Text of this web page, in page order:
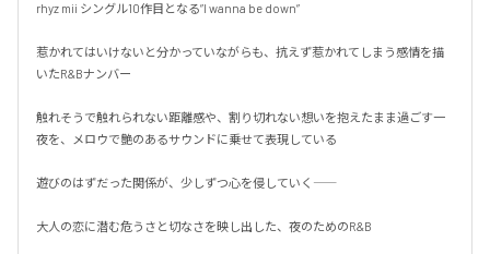
rhyz mii シングル10作目となる”I wanna be down”
惹かれてはいけないと分かっていながらも、抗えず惹かれてしまう感情を描
いたR&Bナンバー
触れそうで触れられない距離感や、割り切れない想いを抱えたまま過ごす一
夜を、メロウで艶のあるサウンドに乗せて表現している
遊びのはずだった関係が、少しずつ心を侵していく――
大人の恋に潜む危うさと切なさを映し出した、夜のためのR&B